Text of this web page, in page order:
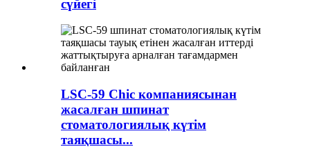
сүйегі
LSC-59 Chic компаниясынан
жасалған шпинат
стоматологиялық күтім
таяқшасы...